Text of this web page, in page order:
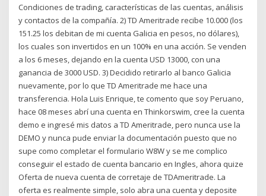
Condiciones de trading, características de las cuentas, análisis
y contactos de la compañía. 2) TD Ameritrade recibe 10.000 (los
151.25 los debitan de mi cuenta Galicia en pesos, no dólares),
los cuales son invertidos en un 100% en una acción. Se venden
a los 6 meses, dejando en la cuenta USD 13000, con una
ganancia de 3000 USD. 3) Decidido retirarlo al banco Galicia
nuevamente, por lo que TD Ameritrade me hace una
transferencia. Hola Luis Enrique, te comento que soy Peruano,
hace 08 meses abrí una cuenta en Thinkorswim, cree la cuenta
demo e ingresé mis datos a TD Ameritrade, pero nunca use la
DEMO y nunca pude enviar la documentación puesto que no
supe como completar el formulario W8W y se me complico
conseguir el estado de cuenta bancario en Ingles, ahora quize
Oferta de nueva cuenta de corretaje de TDAmeritrade. La
oferta es realmente simple, solo abra una cuenta y deposite